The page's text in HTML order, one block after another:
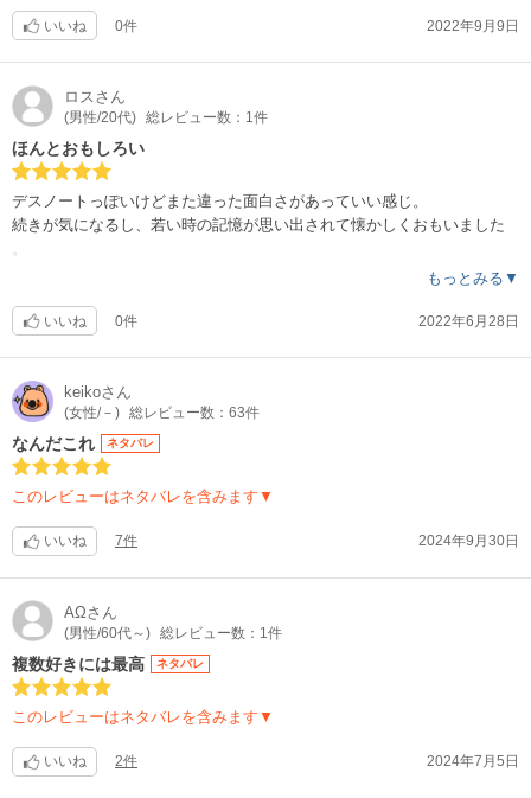
いいね 0件 2022年9月9日
ロス さん
(男性/20代) 総レビュー数：1件
ほんとおもしろい
デスノートっぽいけどまた違った面白さがあっていい感じ。
続きが気になるし、若い時の記憶が思い出されて懐かしくおもいました
。
もっとみる▼
いいね 0件 2022年6月28日
keikoさん
(女性/－) 総レビュー数：63件
なんだこれ ネタバレ
このレビューはネタバレを含みます▼
いいね 7件 2024年9月30日
AΩさん
(男性/60代～) 総レビュー数：1件
複数好きには最高 ネタバレ
このレビューはネタバレを含みます▼
いいね 2件 2024年7月5日